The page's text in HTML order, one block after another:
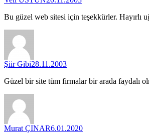
Bu güzel web sitesi için teşekkürler. Hayırlı
Şiir Gibi28.11.2003
Güzel bir site tüm firmalar bir arada faydalı
Murat ÇINAR6.01.2020